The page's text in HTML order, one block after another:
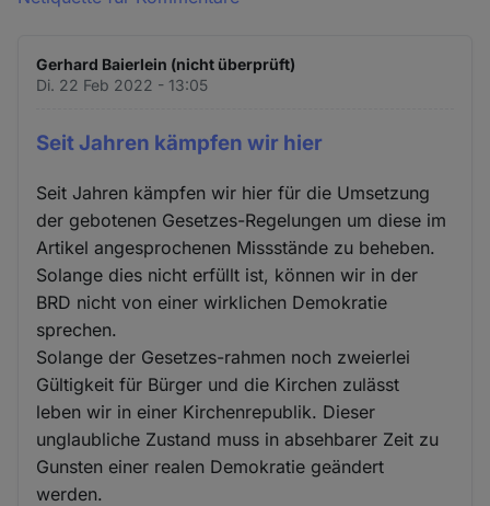
Gerhard Baierlein (nicht überprüft)
Di. 22 Feb 2022 - 13:05
Seit Jahren kämpfen wir hier
Seit Jahren kämpfen wir hier für die Umsetzung
der gebotenen Gesetzes-Regelungen um diese im
Artikel angesprochenen Missstände zu beheben.
Solange dies nicht erfüllt ist, können wir in der
BRD nicht von einer wirklichen Demokratie
sprechen.
Solange der Gesetzes-rahmen noch zweierlei
Gültigkeit für Bürger und die Kirchen zulässt
leben wir in einer Kirchenrepublik. Dieser
unglaubliche Zustand muss in absehbarer Zeit zu
Gunsten einer realen Demokratie geändert
werden.